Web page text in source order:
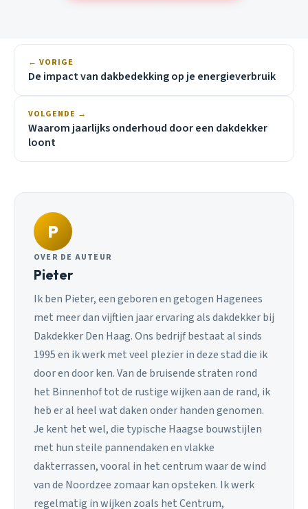
← VORIGE
De impact van dakbedekking op je energieverbruik
VOLGENDE →
Waarom jaarlijks onderhoud door een dakdekker
loont
P
OVER DE AUTEUR
Pieter
Ik ben Pieter, een geboren en getogen Hagenees
met meer dan vijftien jaar ervaring als dakdekker bij
Dakdekker Den Haag. Ons bedrijf bestaat al sinds
1995 en ik werk met veel plezier in deze stad die ik
door en door ken. Van de bruisende straten rond
het Binnenhof tot de rustige wijken aan de rand, ik
heb er al heel wat daken onder handen genomen.
Je kent het wel, die typische Haagse bouwstijlen
met hun steile pannendaken en vlakke
dakterrassen, vooral in het centrum waar de wind
van de Noordzee zomaar kan opsteken. Ik werk
regelmatig in wijken zoals het Centrum,